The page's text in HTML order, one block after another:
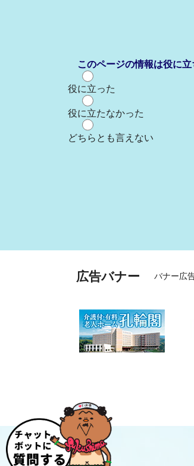
このページの情報は役に立
役に立った
役に立たなかった
どちらとも言えない
広告バナー バナー広